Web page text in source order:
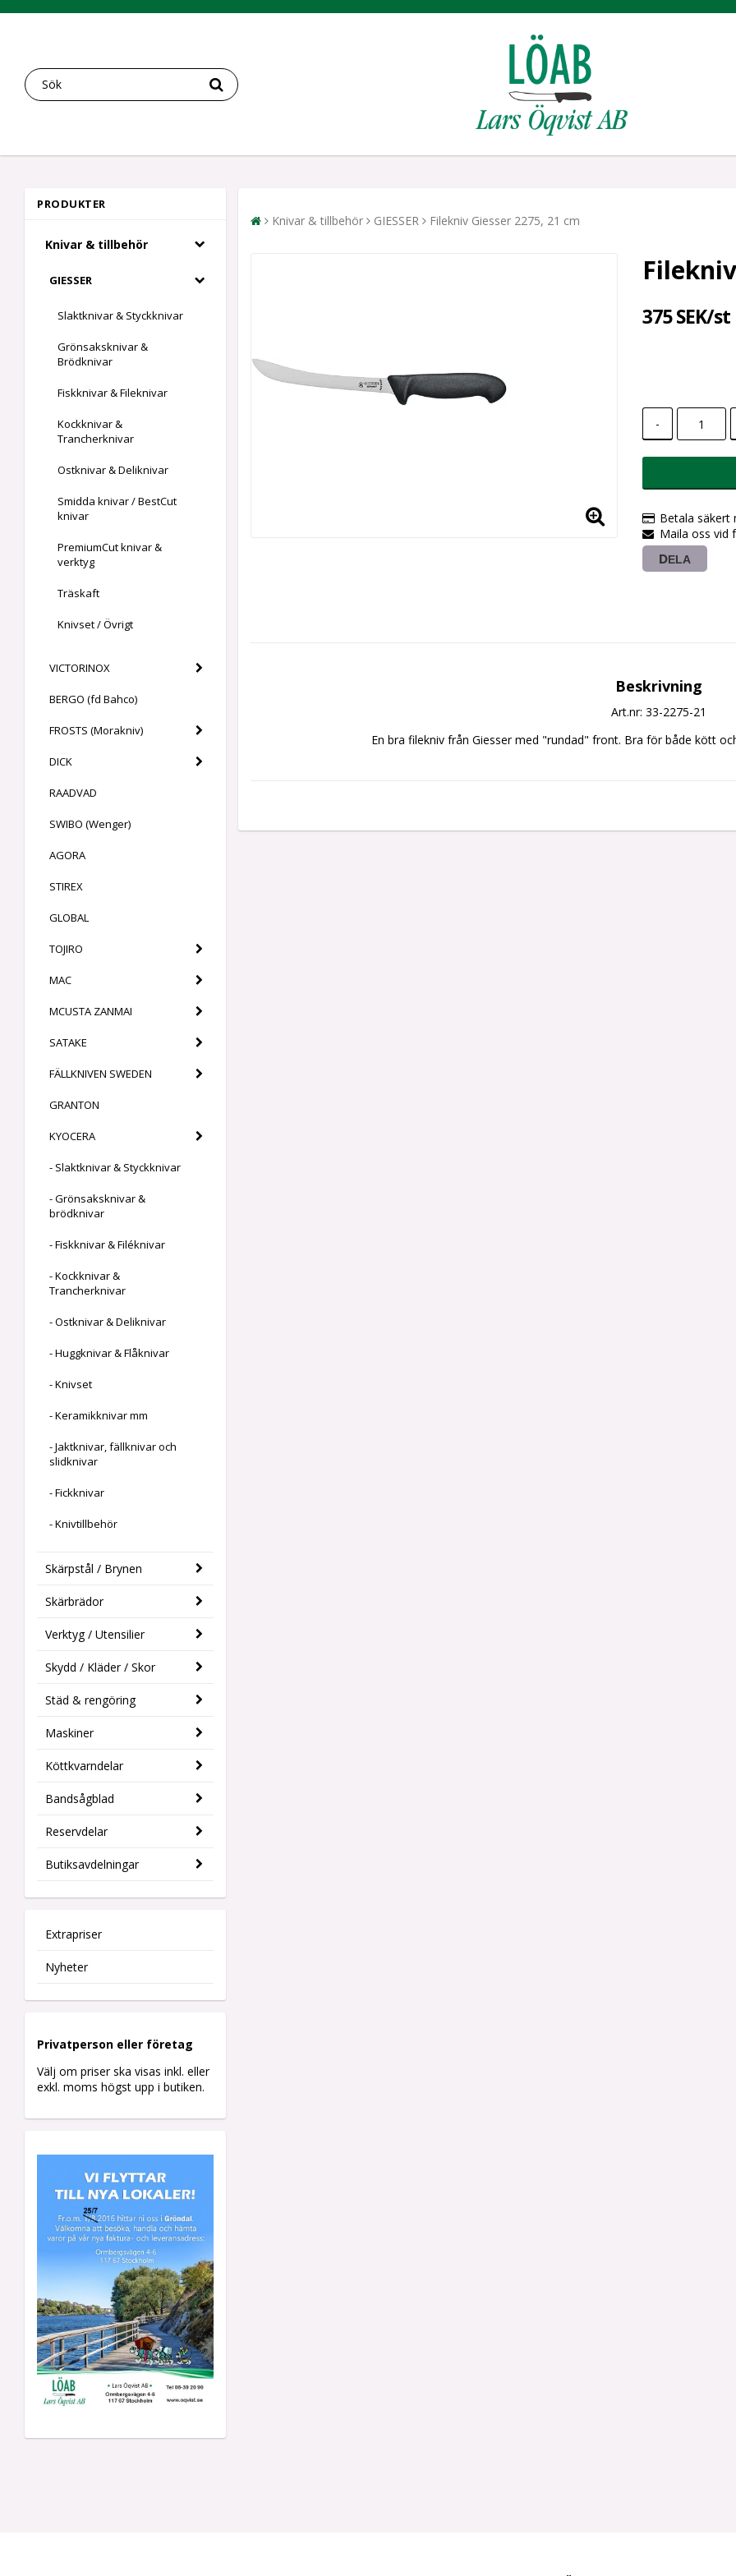
PRODUKTER
Knivar & tillbehör
GIESSER
Slaktknivar & Styckknivar
Grönsaksknivar &
Brödknivar
Fiskknivar & Fileknivar
Kockknivar &
Trancherknivar
Ostknivar & Deliknivar
Smidda knivar / BestCut
knivar
PremiumCut knivar &
verktyg
Träskaft
Knivset / Övrigt
VICTORINOX
BERGO (fd Bahco)
FROSTS (Morakniv)
DICK
RAADVAD
SWIBO (Wenger)
AGORA
STIREX
GLOBAL
TOJIRO
MAC
MCUSTA ZANMAI
SATAKE
FÄLLKNIVEN SWEDEN
GRANTON
KYOCERA
- Slaktknivar & Styckknivar
- Grönsaksknivar &
brödknivar
- Fiskknivar & Filéknivar
- Kockknivar &
Trancherknivar
- Ostknivar & Deliknivar
- Huggknivar & Flåknivar
- Knivset
- Keramikknivar mm
- Jaktknivar, fällknivar och
slidknivar
- Fickknivar
- Knivtillbehör
Skärpstål / Brynen
Skärbrädor
Verktyg / Utensilier
Skydd / Kläder / Skor
Städ & rengöring
Maskiner
Köttkvarndelar
Bandsågblad
Reservdelar
Butiksavdelningar
Extrapriser
Nyheter
Privatperson eller företag
Välj om priser ska visas inkl. eller
exkl. moms högst upp i butiken.
Knivar & tillbehör GIESSER Filekniv Giesser 2275, 21 cm
375 SEK/st
-
Betala säkert
Maila oss vid
DELA
Beskrivning
Art.nr: 33-2275-21
En bra filekniv från Giesser med "rundad" front. Bra för både kött